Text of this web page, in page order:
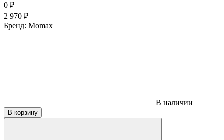
0 ₽
2 970 ₽
Бренд: Momax
В наличии
В корзину